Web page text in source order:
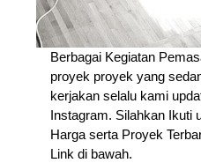
Berbagai Kegiatan
proyek proyek yang
kerjakan selalu kami
Instagram. Silahkan Ikuti
Harga serta Proyek
Link di bawah.